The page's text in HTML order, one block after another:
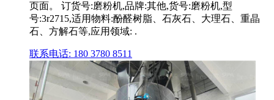
页面。 订货号:磨粉机,品牌:其他,货号:磨粉机,型
号:3r2715,适用物料:酚醛树脂、石灰石、大理石、重晶
石、方解石等,应用领域: .
联系电话: 180 3780 8511